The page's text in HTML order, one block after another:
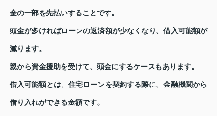
金の一部を先払いすることです。
頭金が多ければローンの返済額が少なくなり、借入可能額が
減ります。
親から資金援助を受けて、頭金にするケースもあります。
借入可能額とは、住宅ローンを契約する際に、金融機関から
借り入れができる金額です。